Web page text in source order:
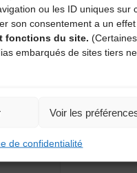
ou les ID uniques sur
son consentement a un effet
fonctions du site. (Certaines
embarqués de sites tiers ne
Voir les
de confidentialité